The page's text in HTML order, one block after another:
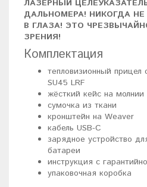
ЛАЗЕРНЫЙ
ДАЛЬНОМЕРА! НИКОГДА
В ГЛАЗА! ЭТО
ЗРЕНИЯ!
Комплектация
тепловизионный
SU45 LRF
жёсткий кейс на молнии
сумочка из ткани
кронштейн на Weaver
кабель USB-C
зарядное устройство
батареи
инструкция с
упаковочная коробка